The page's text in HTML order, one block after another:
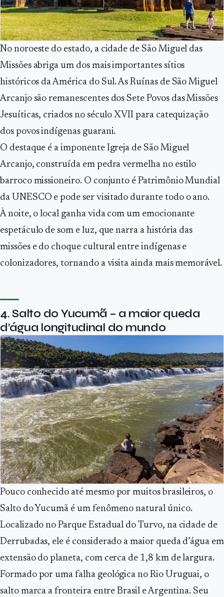
No noroeste do estado, a cidade de São Miguel das
Missões abriga um dos mais importantes sítios
históricos da América do Sul. As Ruínas de São Miguel
Arcanjo são remanescentes dos Sete Povos das Missões
Jesuíticas, criados no século XVII para catequização
dos povos indígenas guarani.
O destaque é a imponente Igreja de São Miguel
Arcanjo, construída em pedra vermelha no estilo
barroco missioneiro. O conjunto é Patrimônio Mundial
da UNESCO e pode ser visitado durante todo o ano.
À noite, o local ganha vida com um emocionante
espetáculo de som e luz, que narra a história das
missões e do choque cultural entre indígenas e
colonizadores, tornando a visita ainda mais memorável.
4. Salto do Yucumã – a maior queda
d’água longitudinal do mundo
Pouco conhecido até mesmo por muitos brasileiros, o
Salto do Yucumã é um fenômeno natural único.
Localizado no Parque Estadual do Turvo, na cidade de
Derrubadas, ele é considerado a maior queda d’água em
extensão do planeta, com cerca de 1,8 km de largura.
Formado por uma falha geológica no Rio Uruguai, o
salto marca a fronteira entre Brasil e Argentina. Seu